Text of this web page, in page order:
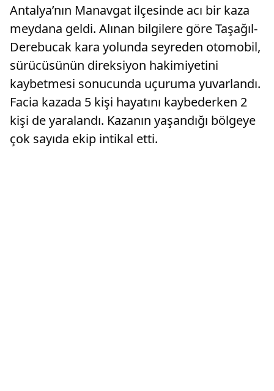
Antalya’nın Manavgat ilçesinde acı bir kaza
meydana geldi. Alınan bilgilere göre Taşağıl-
Derebucak kara yolunda seyreden otomobil,
sürücüsünün direksiyon hakimiyetini
kaybetmesi sonucunda uçuruma yuvarlandı.
Facia kazada 5 kişi hayatını kaybederken 2
kişi de yaralandı. Kazanın yaşandığı bölgeye
çok sayıda ekip intikal etti.